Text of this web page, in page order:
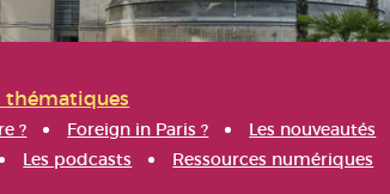
thématiques
? Foreign in Paris ? Les nouveautés
Les podcasts Ressources numériques